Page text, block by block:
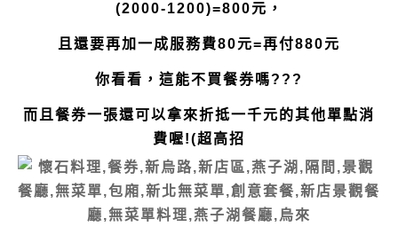
(2000-1200)=800元，
且還要再加一成服務費80元=再付880元
你看看，這能不買餐券嗎???
而且餐券一張還可以拿來折抵一千元的其他單點消
費喔!(超高招